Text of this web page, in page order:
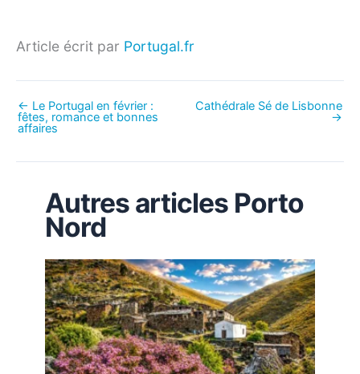
Article écrit par Portugal.fr
← Le Portugal en février :
fêtes, romance et bonnes
affaires
Cathédrale Sé de Lisbonne
→
Autres articles Porto
Nord